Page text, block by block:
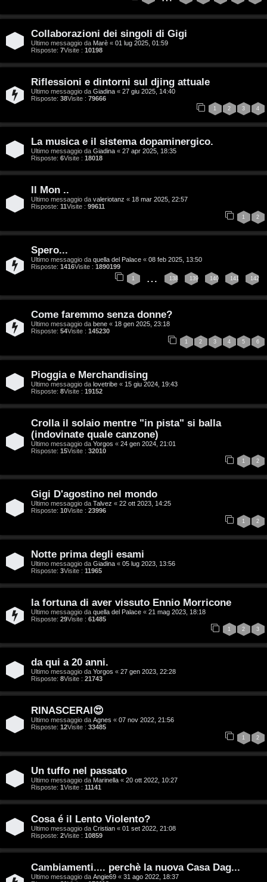
r
o
m
e
n
i
a
t
i
v
i
C
e
r
c
F
A
Q
Collaborazioni dei singoli di Gigi
Ultimo messaggio da Marè « 01 lug 2025, 01:59
Risposte: 7Visite : 10198
Riflessioni e dintorni sul djing attuale
Ultimo messaggio da Giadina « 27 giu 2025, 14:40
Risposte: 38Visite : 79666
1 2 3 4
La musica e il sistema dopaminergico.
Ultimo messaggio da Giadina « 27 apr 2025, 18:35
Risposte: 6Visite : 18018
Il Mon ..
Ultimo messaggio da valeriotanz « 18 mar 2025, 22:57
Risposte: 11Visite : 99611
1 2
Spero...
Ultimo messaggio da quella del Palace « 08 feb 2025, 13:50
Risposte: 1416Visite : 1890199
1 … 138 139 140 141 142
Come faremmo senza donne?
Ultimo messaggio da bene « 18 gen 2025, 23:18
Risposte: 54Visite : 145230
1 2 3 4 5 6
Pioggia e Merchandising
Ultimo messaggio da lovetribe « 15 giu 2024, 19:43
Risposte: 8Visite : 19152
Crolla il solaio mentre "in pista" si balla
(indovinate quale canzone)
Ultimo messaggio da Yorgos « 24 gen 2024, 21:01
Risposte: 15Visite : 32010
1 2
Gigi D'agostino nel mondo
Ultimo messaggio da Talvez « 22 ott 2023, 14:25
Risposte: 10Visite : 23996
1 2
Notte prima degli esami
Ultimo messaggio da Giadina « 05 lug 2023, 13:56
Risposte: 3Visite : 11965
la fortuna di aver vissuto Ennio Morricone
Ultimo messaggio da quella del Palace « 21 mag 2023, 18:18
Risposte: 29Visite : 61485
1 2 3
da qui a 20 anni.
Ultimo messaggio da Yorgos « 27 gen 2023, 22:28
Risposte: 8Visite : 21743
RINASCERAI😍
Ultimo messaggio da Agnes « 07 nov 2022, 21:56
Risposte: 12Visite : 33485
1 2
Un tuffo nel passato
Ultimo messaggio da Marinella « 20 ott 2022, 10:27
Risposte: 1Visite : 11141
Cosa é il Lento Violento?
Ultimo messaggio da Cristian « 01 set 2022, 21:08
Risposte: 2Visite : 10859
Cambiamenti.... perchè la nuova Casa Dag...
Ultimo messaggio da Angie69 « 31 ago 2022, 18:37
t
i
n
i
T
o
u
r
M
s
a
C
D
/
V
i
n
l
i
/
D
i
g
t
a
l
S
t
o
r
e
:
G
i
g